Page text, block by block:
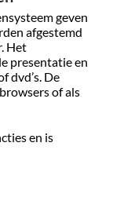
geven
afgestemd
Het
presentatie en
dvd’s. De
of als
en is